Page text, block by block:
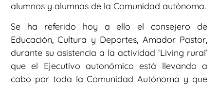
alumnos y alumnas de la Comunidad autónoma.
Se ha referido hoy a ello el consejero de
Educación, Cultura y Deportes, Amador Pastor,
durante su asistencia a la actividad ‘Living rural’
que el Ejecutivo autonómico está llevando a
cabo por toda la Comunidad Autónoma y que